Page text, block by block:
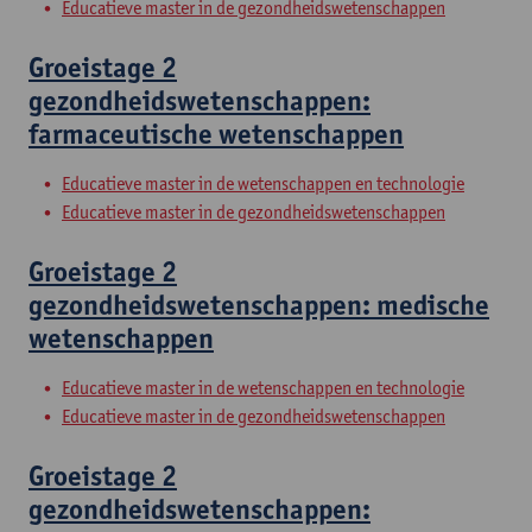
Educatieve master in de gezondheidswetenschappen
Groeistage 2
gezondheidswetenschappen:
farmaceutische wetenschappen
Educatieve master in de wetenschappen en technologie
Educatieve master in de gezondheidswetenschappen
Groeistage 2
gezondheidswetenschappen: medische
wetenschappen
Educatieve master in de wetenschappen en technologie
Educatieve master in de gezondheidswetenschappen
Groeistage 2
gezondheidswetenschappen: